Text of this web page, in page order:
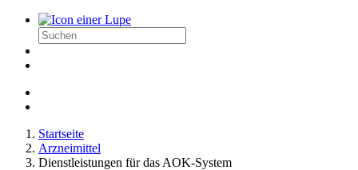
Startseite
Arzneimittel
Dienstleistungen für das AOK-System